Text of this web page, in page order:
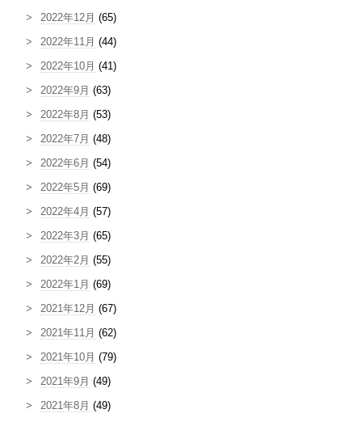
2022年12月 (65)
2022年11月 (44)
2022年10月 (41)
2022年9月 (63)
2022年8月 (53)
2022年7月 (48)
2022年6月 (54)
2022年5月 (69)
2022年4月 (57)
2022年3月 (65)
2022年2月 (55)
2022年1月 (69)
2021年12月 (67)
2021年11月 (62)
2021年10月 (79)
2021年9月 (49)
2021年8月 (49)